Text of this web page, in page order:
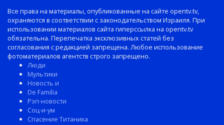
Все права на материалы, опубликованные на сайте opentv.tv,
охраняются в соответствии с законодательством Израиля. При
использовании материалов сайта гиперссылка на opentv.tv
обязательна. Перепечатка эксклюзивных статей без
согласования с редакцией запрещена. Любое использование
фотоматериалов агентств строго запрещено.
Люди
Мультики
Новость и
De Familia
Рэп-новости
Соц-и-ум
Спасение Титаника